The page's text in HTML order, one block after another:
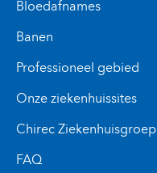
Bloedafnames
Banen
Professioneel gebied
Onze ziekenhuissites
Chirec Ziekenhuisgroep
FAQ